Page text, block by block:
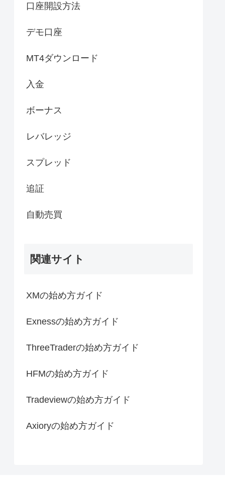
口座開設方法
デモ口座
MT4ダウンロード
入金
ボーナス
レバレッジ
スプレッド
追証
自動売買
関連サイト
XMの始め方ガイド
Exnessの始め方ガイド
ThreeTraderの始め方ガイド
HFMの始め方ガイド
Tradeviewの始め方ガイド
Axioryの始め方ガイド